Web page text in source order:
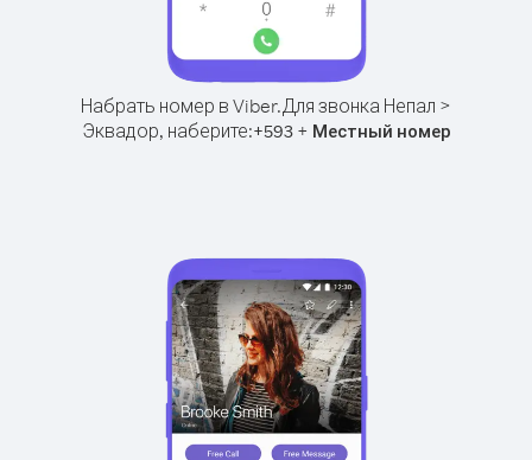
Набрать номер в Viber.Для звонка Непал >
Эквадор, наберите:+593+ Местный номер